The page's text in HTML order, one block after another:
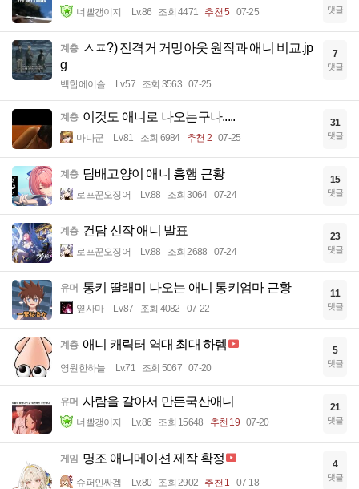
너빨갱이지 Lv.86 조회 4471 추천 5 07-25 댓글
계층 ㅅㅍ?) 진격거 거밍아웃 원작과 애니 비교.jp
g
백합에이슬 Lv.57 조회 3563 07-25
7
댓글
계층 이것도 애니로 나오는구나.....
마나군 Lv.81 조회 6984 추천 2 07-25
31
댓글
계층 담배고양이 애니 흥행 근황
로프꾼오징어 Lv.88 조회 3064 07-24
15
댓글
계층 건담 신작 애니 발표
로프꾼오징어 Lv.88 조회 2688 07-24
23
댓글
유머 통키 딸래미 나오는 애니 통키엄마 근황
옆사마 Lv.87 조회 4082 07-22
11
댓글
계층 애니 캐릭터 역대 최대 하렘
영원한하늘 Lv.71 조회 5067 07-20
5
댓글
유머 사람을 갈아서 만든국산애니
너빨갱이지 Lv.86 조회 15648 추천 19 07-20
21
댓글
게임 명조 애니메이션 제작 확정
슈퍼인싸겜 Lv.80 조회 2902 추천 1 07-18
4
댓글